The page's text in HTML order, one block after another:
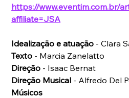
https://www.eventim.com.br/
affiliate=JSA
Idealização e atuação - Clara
Texto - Marcia Zanelatto
Direção - Isaac Bernat
Direção Musical - Alfredo Del
Músicos